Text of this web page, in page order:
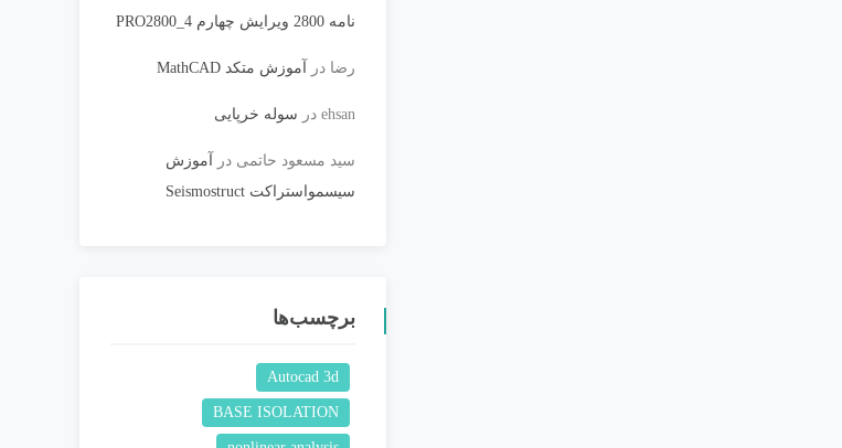
نامه 2800 ویرایش چهارم PRO2800_4
رضا در آموزش متکد MathCAD
ehsan در سوله خرپایی
سید مسعود حاتمی در
آموزش
سیسمواستراکت Seismostruct
برچسب‌ها
Autocad 3d
BASE ISOLATION